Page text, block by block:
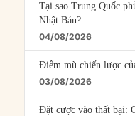
Tại sao Trung Quốc
Nhật Bản?
04/08/2026
Điểm mù chiến lược
03/08/2026
Đặt cược vào thất bại: